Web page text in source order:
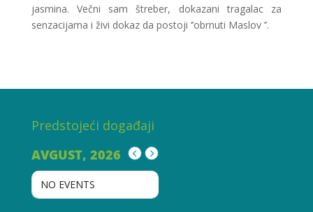
jasmina. Večni sam štreber, dokazani tragalac za
senzacijama i živi dokaz da postoji ‘’obrnuti Maslov ’’.
Predstojeći događaji
AVGUST, 2026
NO EVENTS